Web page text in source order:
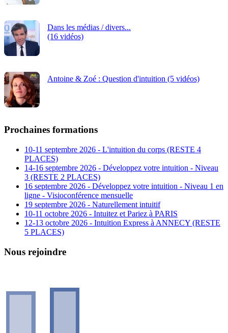
Dans les médias / divers...
(16 vidéos)
Antoine & Zoé : Question d'intuition (5 vidéos)
Prochaines formations
10-11 septembre 2026 - L'intuition du corps (RESTE 4
PLACES)
14-16 septembre 2026 - Développez votre intuition - Niveau
3 (RESTE 2 PLACES)
16 septembre 2026 - Développez votre intuition - Niveau 1 en
ligne - Visioconférence mensuelle
19 septembre 2026 - Naturellement intuitif
10-11 octobre 2026 - Intuitez et Pariez à PARIS
12-13 octobre 2026 - Intuition Express à ANNECY (RESTE
5 PLACES)
Nous rejoindre